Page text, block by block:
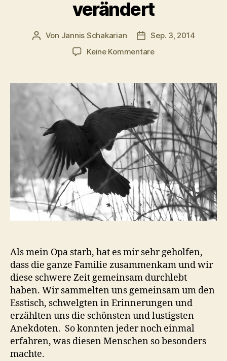
verändert
Beitragsautor
Von Jannis Schakarian
Sep. 3, 2014
Keine Kommentarezu
soziale
Netz
unsere
Art
zu
Trauern
verändert
Als mein Opa starb, hat es mir sehr geholfen,
dass die ganze Familie zusammenkam und wir
diese schwere Zeit gemeinsam durchlebt
haben. Wir sammelten uns gemeinsam um den
Esstisch, schwelgten in Erinnerungen und
erzählten uns die schönsten und lustigsten
Anekdoten. So konnten jeder noch einmal
erfahren, was diesen Menschen so besonders
machte.